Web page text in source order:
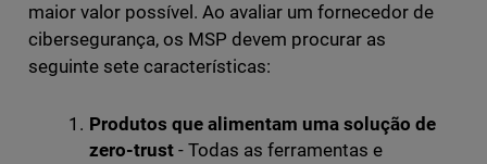
maior valor possível. Ao avaliar um fornecedor de
cibersegurança, os MSP devem procurar as
seguinte sete características:
Produtos que alimentam uma solução de
zero-trust- Todas as ferramentas e